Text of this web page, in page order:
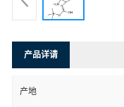
产品详请
产地